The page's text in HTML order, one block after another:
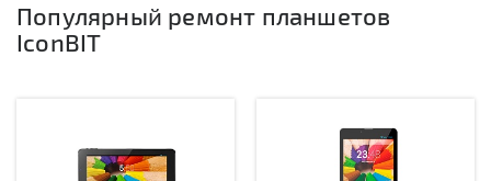
Популярный ремонт планшетов
IconBIT